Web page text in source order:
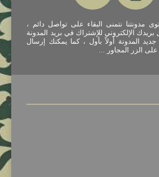
مدونتنا نتمنى البقاء على تواصل دائم ،
الإلكتروني للإشتراك في بريد المدونة
جديد المدونة أولاً بأول ، كما يمكنك إرسال
الزر المجاور ...